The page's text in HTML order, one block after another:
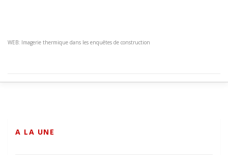
WEB: Imagerie thermique dans les enquêtes de construction
A LA UNE